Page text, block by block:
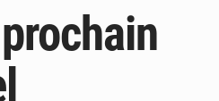
du Programme de Refondation
74 milliards de FCFA recouvrés par la
terrain de jeu pour la paix